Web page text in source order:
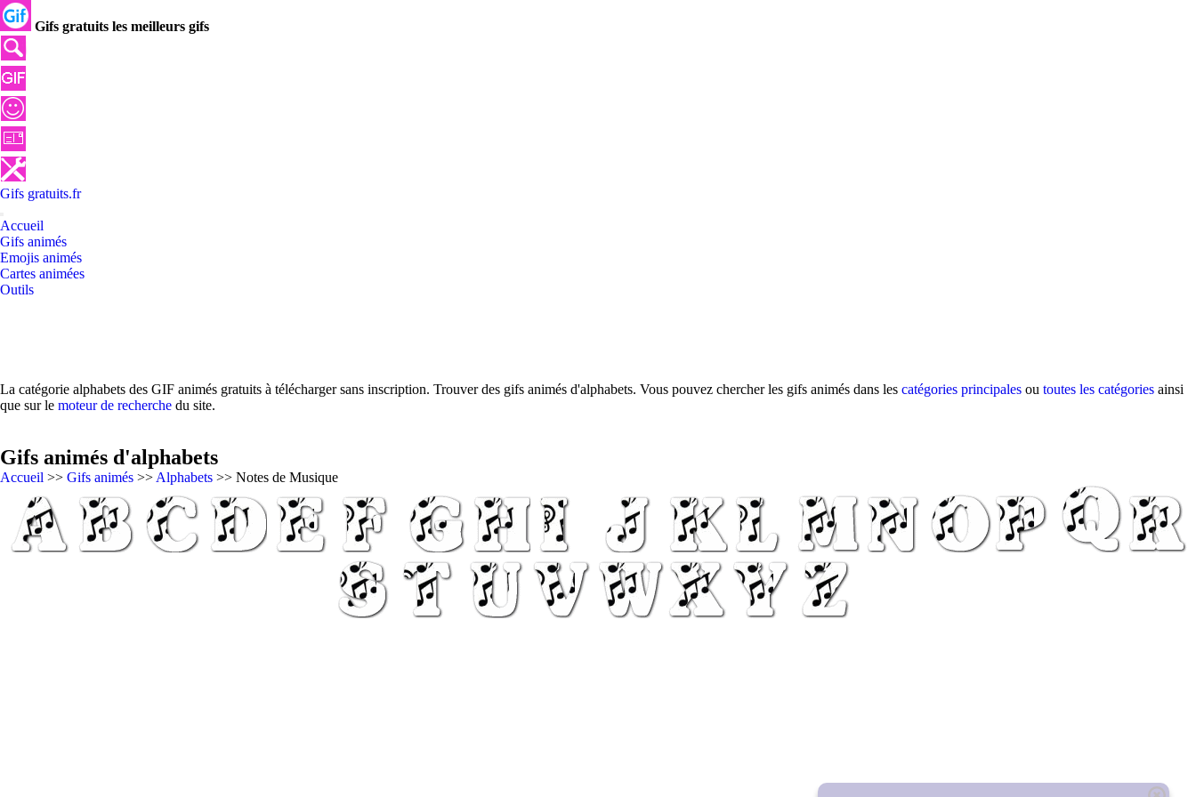
Gifs gratuits les meilleurs gifs
Gifs gratuits.fr
Accueil
Gifs animés
Emojis animés
Cartes animées
Outils
La catégorie alphabets des GIF animés gratuits à télécharger sans inscription. Trouver des gifs animés d'alphabets. Vous pouvez chercher les gifs animés dans les catégories principales ou toutes les catégories ainsi
que sur le moteur de recherche du site.
Gifs animés d'alphabets
Accueil >> Gifs animés >> Alphabets >> Notes de Musique